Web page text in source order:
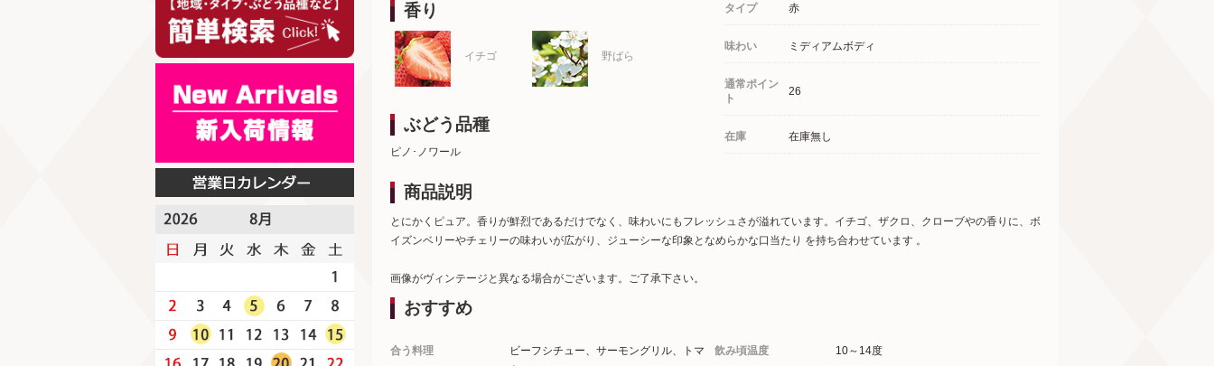
タイプ 赤
味わい ミディアムボディ
通常ポイン
ト
26
在庫 在庫無し
香り
イチゴ 野ばら
ぶどう品種
ピノ･ノワール
商品説明
とにかくピュア。香りが鮮烈であるだけでなく、味わいにもフレッシュさが溢れています。イチゴ、ザクロ、クローブやの香りに、ボ
イズンベリーやチェリーの味わいが広がり、ジューシーな印象となめらかな口当たり を持ち合わせています 。
画像がヴィンテージと異なる場合がございます。ご了承下さい。
おすすめ
合う料理
ビーフシチュー、サーモングリル、トマ
飲み頃温度 10～14度